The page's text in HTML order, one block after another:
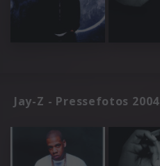
Jay-Z - Pressefotos 2004